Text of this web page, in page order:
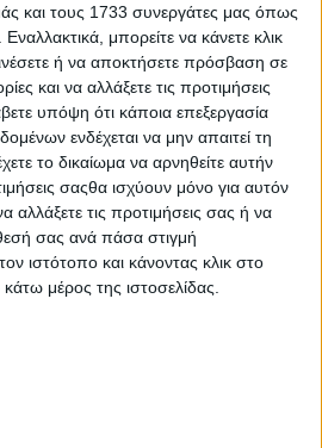
και τους 1733 συνεργάτες μας όπως
μπορείτε να κάνετε κλικ
ή να αποκτήσετε πρόσβαση σε
και να αλλάξετε τις προτιμήσεις
υπόψη ότι κάποια επεξεργασία
ενδέχεται να μην απαιτεί τη
το δικαίωμα να αρνηθείτε αυτήν
σαςθα ισχύουν μόνο για αυτόν
αλλάξετε τις προτιμήσεις σας ή να
σας ανά πάσα στιγμή
ιστότοπο και κάνοντας κλικ στο
μέρος της ιστοσελίδας.
σε φάση ανάκαμψης, γεγονός
τη ζήτηση από τα κλωστήρια,
καλύψει με νέες αγορές τις
τα φετινά μας αποθέματα να
εντούτοις, δεδομένης της
υποβαθμισμένες ποιότητες, οι
ίσως να δυσκολευτούμε στην
με τη νέα σοδειά, το ενδιαφέρον
μεταξύ 4-5 σεντς ανά λίμπρα
χρηματιστηριακών τιμών.
Προσθήκη σχολίου